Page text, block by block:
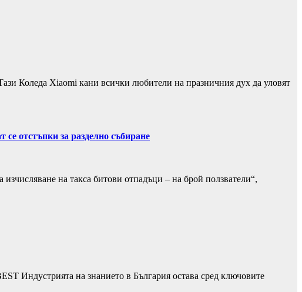
Коледа Xiaomi кани всички любители на празничния дух да уловят
отстъпки за разделно събиране
на такса битови отпадъци – на брой ползватели“,
Индустрията на знанието в България остава сред ключовите